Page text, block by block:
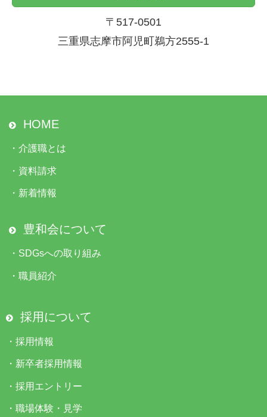
〒517-0501
三重県志摩市阿児町鵜方2555-1
HOME
・ 介護職とは
・ 資料請求
・ 新着情報
豊和会について
・ SDGsへの取り組み
・ 職員紹介
採用について
・ 採用情報
・ 新卒者採用情報
・ 採用エントリー
・ 職場体験・見学